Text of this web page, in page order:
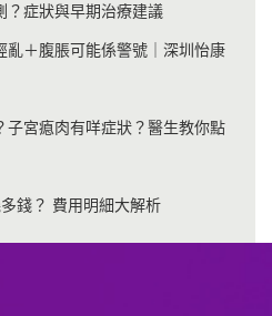
？症狀與早期治療建議
亂＋腹脹可能係警號｜深圳怡康
子宮瘜肉有咩症狀？醫生教你點
錢？ 費用明細大解析